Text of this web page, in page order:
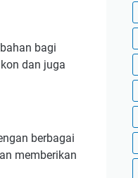
bagi
dan juga
berbagai
memberikan